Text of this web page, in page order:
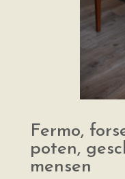
Fermo,
poten,
mensen